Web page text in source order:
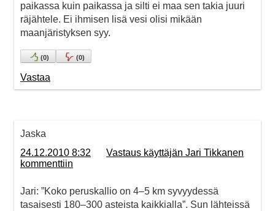
paikassa kuin paikassa ja silti ei maa sen takia juuri
räjähtele. Ei ihmisen lisä vesi olisi mikään
maanjäristyksen syy.
(0) (0)
Vastaa
Jaska
24.12.2010 8:32
Vastaus käyttäjän Jari Tikkanen
kommenttiin
Jari: ”Koko peruskallio on 4–5 km syvyydessä
tasaisesti 180–300 asteista kaikkialla”. Sun lähteissä